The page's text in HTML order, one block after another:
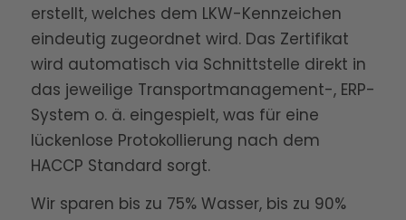
erstellt, welches dem LKW-Kennzeichen
eindeutig zugeordnet wird. Das Zertifikat
wird automatisch via Schnittstelle direkt in
das jeweilige Transportmanagement-, ERP-
System o. ä. eingespielt, was für eine
lückenlose Protokollierung nach dem
HACCP Standard sorgt.
Wir sparen bis zu 75% Wasser, bis zu 90%